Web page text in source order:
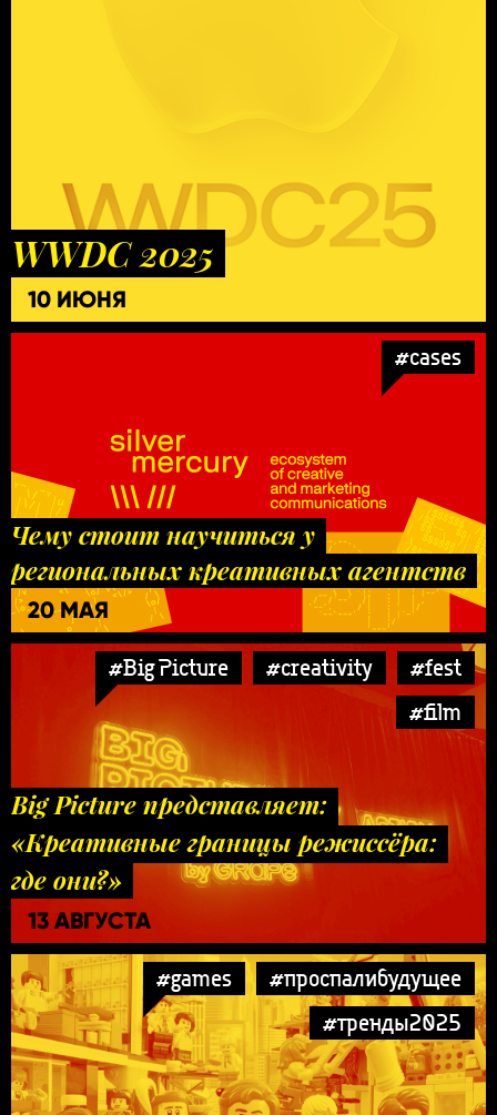
WWDC 2025
10 ИЮНЯ
#cases
Чему стоит научиться у
региональных креативных агентств
20 МАЯ
#Big Picture #creativity
#fest
#film
Big Picture представляет:
«Креативные границы режиссёра:
где они?»
13 АВГУСТА
#games
#проспалибудущее
#тренды2025